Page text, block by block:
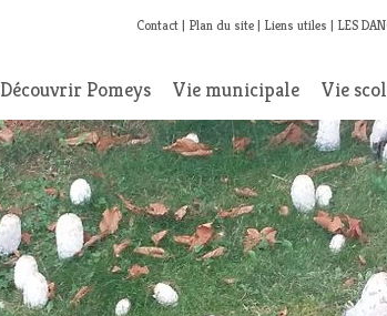
Contact Plan du site Liens utiles LES
Découvrir Pomeys Vie municipale Vie